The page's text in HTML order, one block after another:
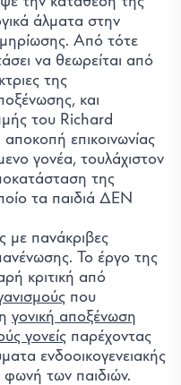
άλματα στην
Από τότε
να θεωρείται από
της
και
του Richard
επικοινωνίας
γονέα, τουλάχιστον
της
τα παιδιά ΔΕΝ
με πανάκριβες
Το έργο της
κριτική από
που
γονική αποξένωση
γονείς παρέχοντας
ενδοοικογενειακής
φωνή των παιδιών.